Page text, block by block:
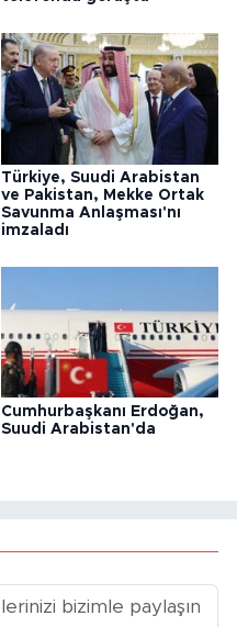
Türkiye, Suudi Arabistan
ve Pakistan, Mekke Ortak
Savunma Anlaşması'nı
imzaladı
Cumhurbaşkanı Erdoğan,
Suudi Arabistan'da